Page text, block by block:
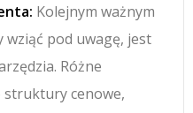
Kolejnym ważnym
pod uwagę, jest
Różne
cenowe,